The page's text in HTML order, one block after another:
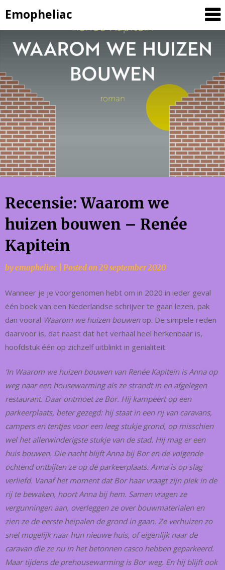
to
content
Emopheliac
Recensie: Waarom we
huizen bouwen – Renée
Kapitein
byemopheliac Posted on29 september 2020
Wanneer je je voorgenomen hebt om in 2020 in ieder geval
één boek van een Nederlandse schrijver te gaan lezen, pak
dan vooral Waarom we huizen bouwenop. De simpele reden
daarvoor is, dat naast dat het verhaal heel herkenbaar is,
hoofdstuk één op zichzelf uitblinkt in genialiteit.
‘In Waarom we huizen bouwen van Renée Kapitein is Anna op
weg naar een housewarming als ze strandt in en afgelegen
restaurant. Daar ontmoet ze Bor. Hij kampeert op een
parkeerplaats, beter gezegd: hij staat in een rij van caravans,
campers en tentjes voor een leeg stukje grond, op misschien
wel het allerwinderigste stukje van de stad. Hij mag er een
huis bouwen. Die nacht blijft Anna bij Bor en de volgende
ochtend ontbijten ze op de parkeerplaats. Anna is op slag
verliefd. Vanaf het moment dat Bor haar vraagt zijn plek in de
rij te bewaken, hoort Anna bij hem. Samen vragen ze
vergunningen aan, overleggen ze over bouwmaterialen en
zien ze de eerste heipalen de grond in gaan. Ze verhuizen zo
snel mogelijk naar hun nieuwe huis, of eigenlijk naar de
caravan die ze nu in het betonnen casco hebben geparkeerd.
Maar tijdens de prehousewarming is Bor weg. En hij blijft ook